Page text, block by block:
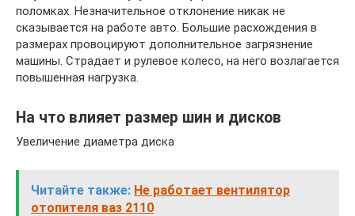
поломках. Незначительное отклонение никак не
сказывается на работе авто. Большие расхождения в
размерах провоцируют дополнительное загрязнение
машины. Страдает и рулевое колесо, на него возлагается
повышенная нагрузка.
На что влияет размер шин и дисков
Увеличение диаметра диска
Читайте также: Не работает вентилятор
отопителя ваз 2110